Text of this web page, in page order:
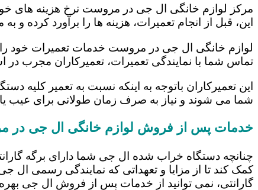
مرکز لوازم خانگی ال جی در مروست نرخ هزینه های خود
این، قبل از انجام تعمیرات، هزینه ها را برآورد
لوازم خانگی ال جی در مروست خدمات تعمیرات خود را
تماس شما با نمایندگی تعمیرات، تعمیرکاران مجرب
این تعمیرکاران باتوجه به اینکه نسبت به تعمیر کلیه
شما می شوند و نیاز به صرف زمان طولانی برای عیب
خدمات پس از فروش لوازم خانگی ال جی در
چنانچه دستگاه خراب شده ال جی شما دارای برگه
کمک کند تا از مزایا و تعهداتی که نمایندگی رسمی ال
گارانتی، نمی توانید از خدمات پس از فروش ال جی